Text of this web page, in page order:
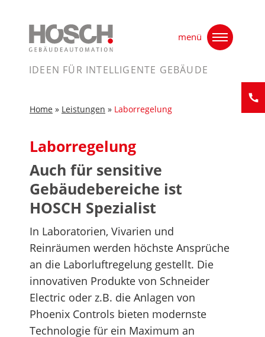
content
IDEEN FÜR INTELLIGENTE GEBÄUDE
menü
Home » Leistungen » Laborregelung
Laborregelung
Auch für sensitive
Gebäudebereiche ist
HOSCH Spezialist
In Laboratorien, Vivarien und
Reinräumen werden höchste Ansprüche
an die Laborluftregelung gestellt. Die
innovativen Produkte von Schneider
Electric oder z.B. die Anlagen von
Phoenix Controls bieten modernste
Technologie für ein Maximum an